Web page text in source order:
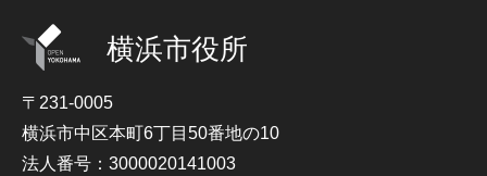
横浜市役所
〒231-0005
横浜市中区本町6丁目50番地の10
法人番号：3000020141003